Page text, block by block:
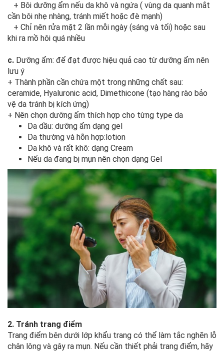
+ Bôi dưỡng ẩm nếu da khô và ngứa ( vùng da quanh mắt
cần bôi nhẹ nhàng, tránh miết hoặc đè mạnh)
+ Chỉ nên rửa mặt 2 lần mỗi ngày (sáng và tối) hoặc sau
khi ra mồ hôi quá nhiều
c. Dưỡng ẩm: để đạt được hiệu quả cao từ dưỡng ẩm nên
lưu ý
+ Thành phần cần chứa một trong những chất sau:
ceramide, Hyaluronic acid, Dimethicone (tạo hàng rào bảo
vệ da tránh bị kích ứng)
+ Nên chọn dưỡng ẩm thích hợp cho từng type da
Da dầu: dưỡng ẩm dạng gel
Da thường và hỗn hợp:lotion
Da khô và rất khô: dạng Cream
Nếu da đang bị mụn nên chọn dạng Gel
2. Tránh trang điểm
Trang điểm bên dưới lớp khẩu trang có thể làm tắc nghẽn lỗ
chân lông và gây ra mụn. Nếu cần thiết phải trang điểm, hãy